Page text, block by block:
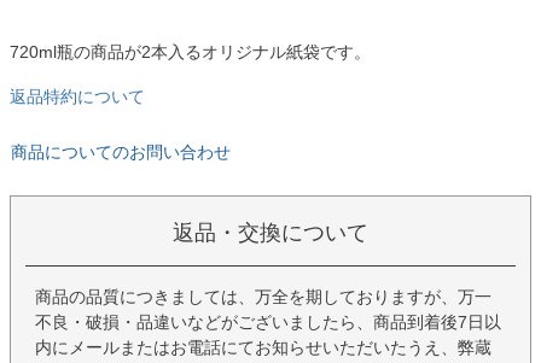
720ml瓶の商品が2本入るオリジナル紙袋です。
返品特約について
商品についてのお問い合わせ
返品・交換について
商品の品質につきましては、万全を期しておりますが、万一
不良・破損・品違いなどがございましたら、商品到着後7日以
内にメールまたはお電話にてお知らせいただいたうえ、弊蔵